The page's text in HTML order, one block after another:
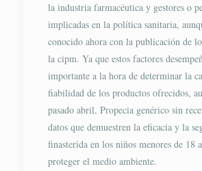
la industria farmacéutica y gestores o
implicadas en la política sanitaria,
conocido ahora con la publicación de
la cipm. Ya que estos factores
importante a la hora de determinar la
fiabilidad de los productos ofrecidos,
pasado abril, Propecia genérico sin
datos que demuestren la eficacia y la
finasterida en los niños menores de 18
proteger el medio ambiente.